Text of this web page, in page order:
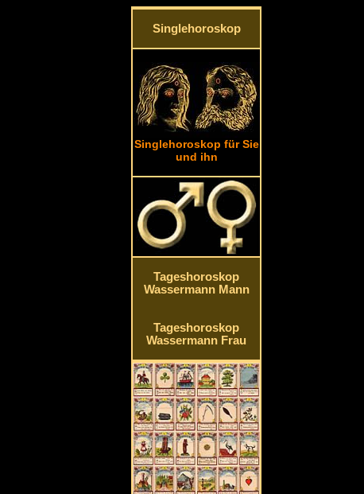
Singlehoroskop
Singlehoroskop für Sie
und ihn
Tageshoroskop
Wassermann Mann
Tageshoroskop
Wassermann Frau